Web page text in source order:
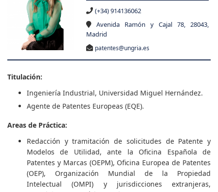
(+34) 914136062
Avenida Ramón y Cajal 78, 28043,
Madrid
patentes@ungria.es
Titulación:
Ingeniería Industrial, Universidad Miguel Hernández.
Agente de Patentes Europeas (EQE).
Areas de Práctica:
Redacción y tramitación de solicitudes de Patente y
Modelos de Utilidad, ante la Oficina Española de
Patentes y Marcas (OEPM), Oficina Europea de Patentes
(OEP), Organización Mundial de la Propiedad
Intelectual (OMPI) y jurisdicciones extranjeras,